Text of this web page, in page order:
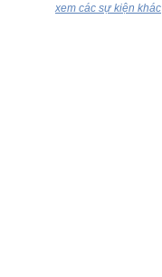
xem các sự kiện khác